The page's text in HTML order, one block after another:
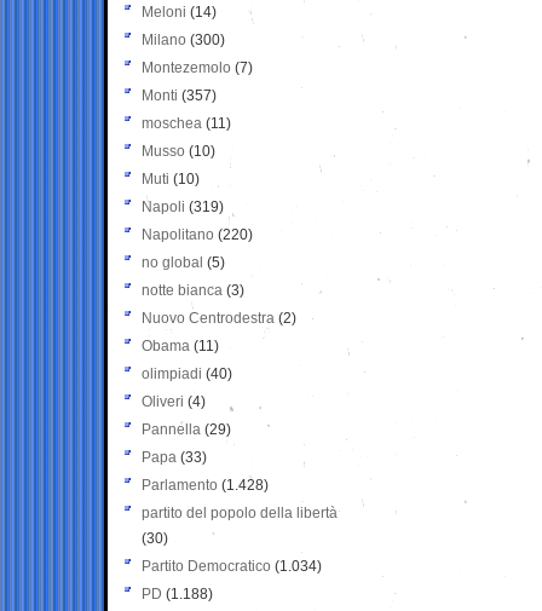
Meloni (14)
Milano (300)
Montezemolo (7)
Monti (357)
moschea (11)
Musso (10)
Muti (10)
Napoli (319)
Napolitano (220)
no global (5)
notte bianca (3)
Nuovo Centrodestra (2)
Obama (11)
olimpiadi (40)
Oliveri (4)
Pannella (29)
Papa (33)
Parlamento (1.428)
partito del popolo della libertà
(30)
Partito Democratico (1.034)
PD (1.188)